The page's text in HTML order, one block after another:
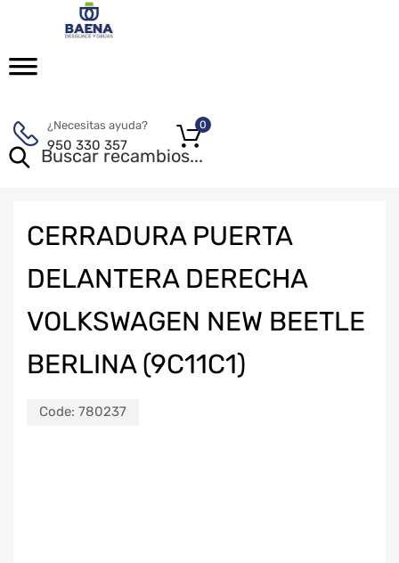
¿Necesitas ayuda?
950 330 357
0
CERRADURA PUERTA
DELANTERA DERECHA
VOLKSWAGEN NEW BEETLE
BERLINA (9C11C1)
Code: 780237